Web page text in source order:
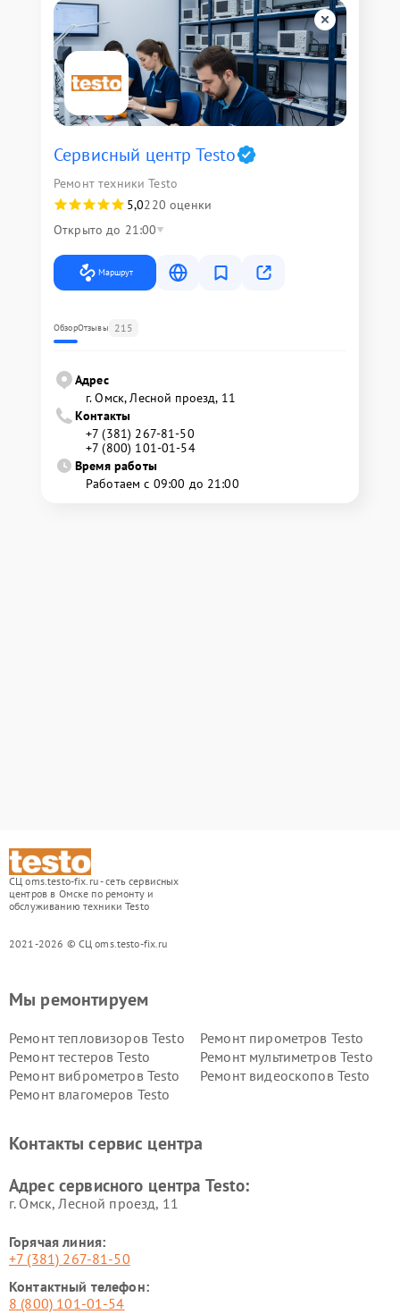
Сервисный центр Testo
Ремонт техники Testo
5,0220 оценки
Открыто до 21:00
Маршрут
ОбзорОтзывы 215
Адрес
г. Омск, ​Лесной проезд, 11
Контакты
+7 (381) 267-81-50
+7 (800) 101-01-54
Время работы
Работаем с 09:00 до 21:00
СЦ oms.testo-fix.ru - сеть сервисных
центров в Омске по ремонту и
обслуживанию техники Testo
2021-2026 © СЦ oms.testo-fix.ru
Мы ремонтируем
Ремонт тепловизоров Testo
Ремонт пирометров Testo
Ремонт тестеров Testo
Ремонт мультиметров Testo
Ремонт виброметров Testo
Ремонт видеоскопов Testo
Ремонт влагомеров Testo
Контакты сервис центра
Адрес сервисного центра Testo:
г. Омск, ​Лесной проезд, 11
Горячая линия:
+7 (381) 267-81-50
Контактный телефон:
8 (800) 101-01-54